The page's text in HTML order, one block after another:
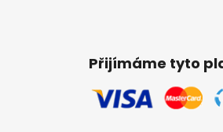
Přijímáme tyto